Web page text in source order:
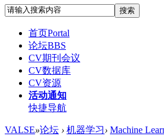
搜索
首页Portal
论坛BBS
CV期刊会议
CV数据库
CV资源
活动通知
快捷导航
VALSE»论坛 › 机器学习› Machine